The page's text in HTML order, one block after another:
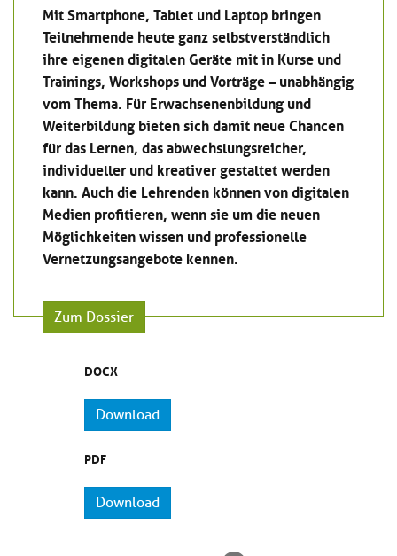
Mit Smartphone, Tablet und Laptop bringen
Teilnehmende heute ganz selbstverständlich
ihre eigenen digitalen Geräte mit in Kurse und
Trainings, Workshops und Vorträge – unabhängig
vom Thema. Für Erwachsenenbildung und
Weiterbildung bieten sich damit neue Chancen
für das Lernen, das abwechslungsreicher,
individueller und kreativer gestaltet werden
kann. Auch die Lehrenden können von digitalen
Medien profitieren, wenn sie um die neuen
Möglichkeiten wissen und professionelle
Vernetzungsangebote kennen.
Zum Dossier
DOCX
Download
PDF
Download